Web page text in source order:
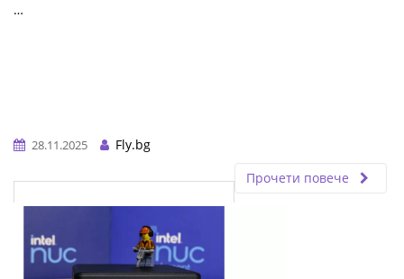
…
28.11.2025
Fly.bg
Прочети повече